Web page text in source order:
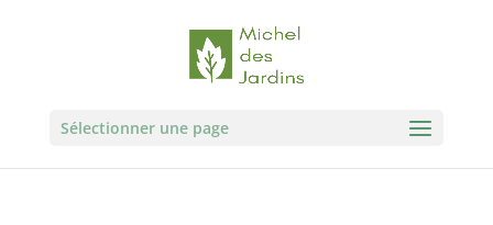
Sélectionner une page